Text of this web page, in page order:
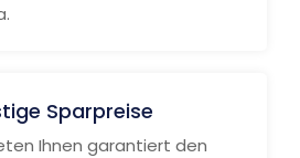
Sparpreise
Ihnen garantiert den